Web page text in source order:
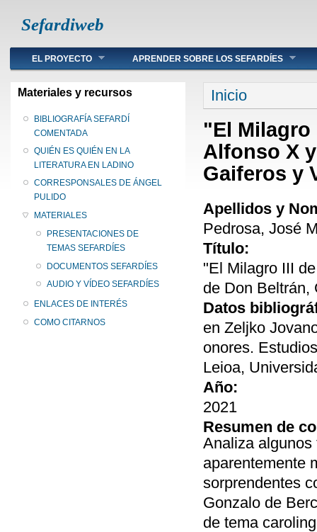
Sefardiweb
Main menu
EL PROYECTO APRENDER SOBRE LOS SEFARDÍES
Materiales y recursos
BIBLIOGRAFÍA SEFARDÍ
COMENTADA
QUIÉN ES QUIÉN EN LA
LITERATURA EN LADINO
CORRESPONSALES DE ÁNGEL
PULIDO
MATERIALES
PRESENTACIONES DE
TEMAS SEFARDÍES
DOCUMENTOS SEFARDÍES
AUDIO Y VÍDEO SEFARDÍES
ENLACES DE INTERÉS
COMO CITARNOS
Se encuentra
Inicio
"El Milagro
Alfonso X
Gaiferos y
Apellidos y
Pedrosa, José
Título:
"El Milagro III
de Don Beltrán,
Datos
en Zeljko
onores.
Leioa,
Año:
2021
Resumen de
Analiza
aparentemente
sorprendentes
Gonzalo de
de tema